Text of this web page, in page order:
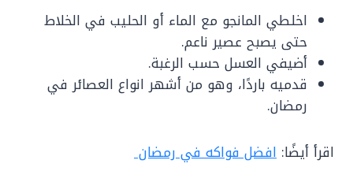
اخلطي المانجو مع الماء أو الحليب في الخلاط
حتى يصبح عصير ناعم.
أضيفي العسل حسب الرغبة.
قدميه باردًا، وهو من أشهر انواع العصائر في
رمضان.
اقرأ أيضًا: افضل فواكه في رمضان